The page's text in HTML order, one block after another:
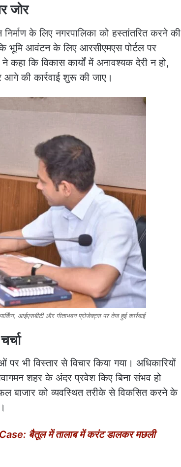
जोर
के लिए नगरपालिका को हस्तांतरित करने की
भूमि आवंटन के लिए आरसीएमएस पोर्टल पर
कि विकास कार्यों में अनावश्यक देरी न हो,
की कार्रवाई शुरू की जाए।
आईएसबीटी और गीताभवन प्रोजेक्ट्स पर तेज हुई कार्रवाई
भी विस्तार से विचार किया गया। अधिकारियों
शहर के अंदर प्रवेश किए बिना संभव हो
बाजार को व्यवस्थित तरीके से विकसित करने के
बैतूल में तालाब में करंट डालकर मछली